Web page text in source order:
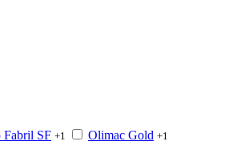
Fabril SF +1 Olimac Gold +1